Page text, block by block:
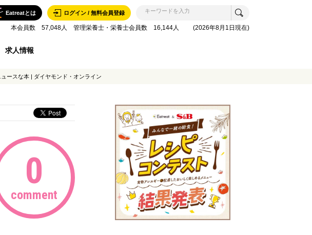
ログイン / 無料会員登録
Eatreatとは
本会員数 57,048人 管理栄養士・栄養士会員数 16,144人 (2026年8月1日現在)
求人情報
ースな本 | ダイヤモンド・オンライン
0
comment